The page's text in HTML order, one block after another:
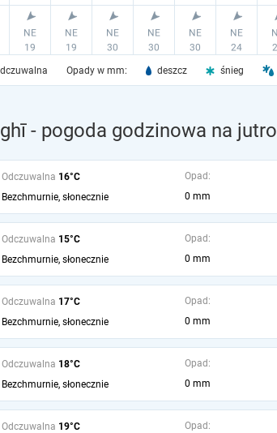
Opady w mm: deszcz śnieg
- pogoda godzinowa na jutro
Odczuwalna 16°C
Bezchmurnie, słonecznie
Opad:
0 mm
Odczuwalna 15°C
Bezchmurnie, słonecznie
Opad:
0 mm
Odczuwalna 17°C
Bezchmurnie, słonecznie
Opad:
0 mm
Odczuwalna 18°C
Bezchmurnie, słonecznie
Opad:
0 mm
Odczuwalna 19°C
Opad: